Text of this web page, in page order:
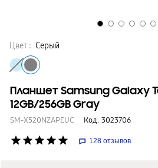
Цвет : Серый
Планшет Samsung Galaxy
12GB/256GB Gray
SM-X520NZAPEUC Код: 3023706
star star star star star 128 отзывов